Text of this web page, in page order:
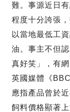
難。事源近日
程度十分誇張
以當地最低工
油。事主不但
真好笑」，有
英國媒體《
應指產品曾於
飼料價格顯著